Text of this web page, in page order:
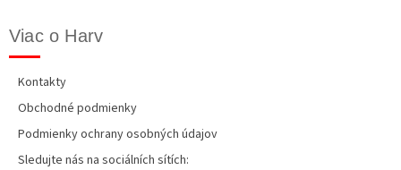
Viac o Harv
Kontakty
Obchodné podmienky
Podmienky ochrany osobných údajov
Sledujte nás na sociálních sítích: